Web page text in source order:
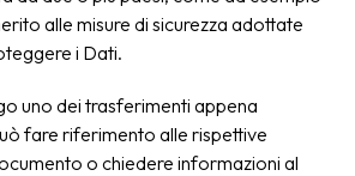
alle misure di sicurezza adottate
i Dati.
uno dei trasferimenti appena
fare riferimento alle rispettive
o chiedere informazioni al